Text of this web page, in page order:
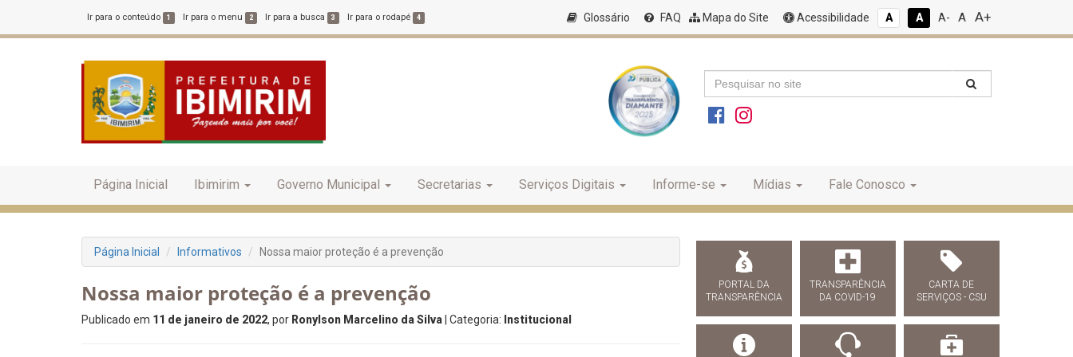
Ir para o conteúdo 1 Ir para o menu 2 Ir para a busca 3 Ir para o rodapé 4 Glossário FAQ Mapa do Site Acessibilidade A A A- A A+
Página Inicial Ibimirim Governo Municipal Secretarias Serviços Digitais Informe-se Mídias Fale Conosco
Página Inicial Informativos Nossa maior proteção é a prevenção
Nossa maior proteção é a prevenção
Publicado em 11 de janeiro de 2022, por Ronylson Marcelino da Silva | Categoria: Institucional
PORTAL DA
TRANSPARÊNCIA
TRANSPARÊNCIA
DA COVID-19
CARTA DE
SERVIÇOS - CSU